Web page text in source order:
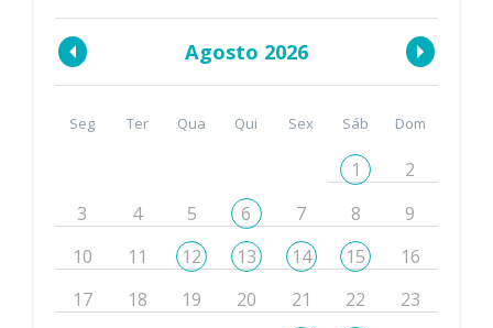
Agosto 2026
Seg Ter Qua Qui Sex Sáb Dom
1
2
3
4 5 6 7 8
9
10
11 12 13 14 15
16
17
18 19 20 21 22
23